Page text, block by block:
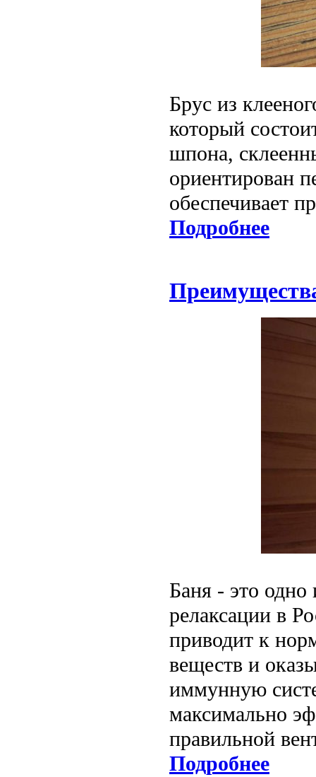
Брус из
который
шпона,
ориентирован
обеспечивает
Подробнее
Баня - это
релаксации в
приводит к
веществ и
иммунную
максимально
правильной
Подробнее